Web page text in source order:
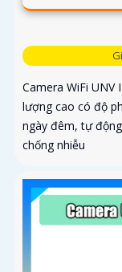
Camera WiFi UNV
lượng cao có độ
ngày đêm, tự
chống nhiễu